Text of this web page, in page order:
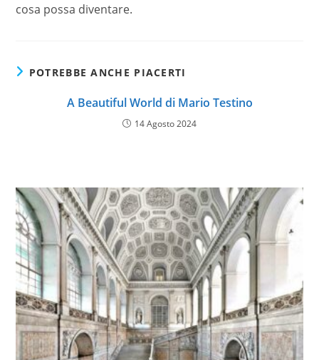
cosa possa diventare.
POTREBBE ANCHE PIACERTI
A Beautiful World di Mario Testino
14 Agosto 2024